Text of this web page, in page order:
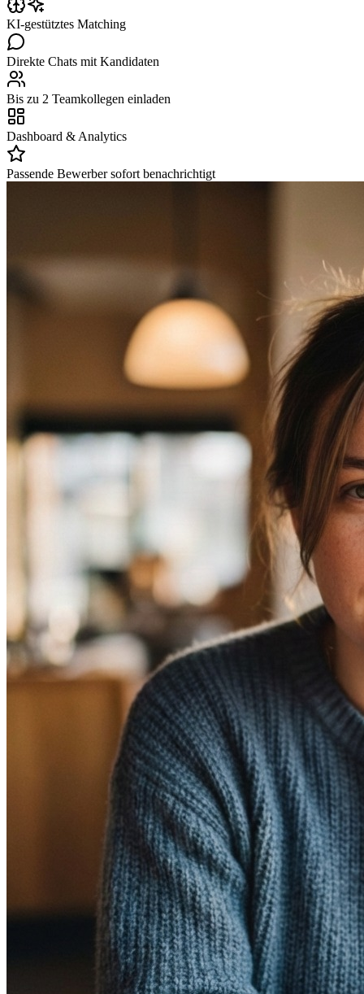
KI-gestütztes Matching
Direkte Chats mit Kandidaten
Bis zu 2 Teamkollegen einladen
Dashboard & Analytics
Passende Bewerber sofort benachrichtigt